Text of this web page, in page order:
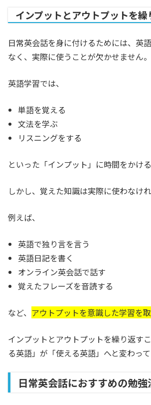
インプットとアウトプットを繰
日常英会話を身に付けるためには、英
なく、実際に使うことが欠かせません。
英語学習では、
単語を覚える
文法を学ぶ
リスニングをする
といった「インプット」に時間をかけ
しかし、覚えた知識は実際に使わなけ
例えば、
英語で独り言を言う
英語日記を書く
オンライン英会話で話す
覚えたフレーズを音読する
など、 アウトプットを意識した学習を
インプットとアウトプットを繰り返す
る英語」が「使える英語」へと変わって
日常英会話におすすめの勉強